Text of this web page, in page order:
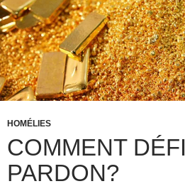
HOMÉLIES
COMMENT
PARDON?